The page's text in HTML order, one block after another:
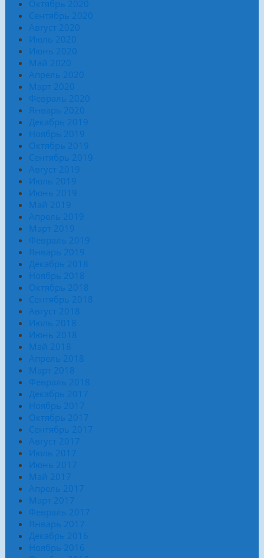
Октябрь 2020
Сентябрь 2020
Август 2020
Июль 2020
Июнь 2020
Май 2020
Апрель 2020
Март 2020
Февраль 2020
Январь 2020
Декабрь 2019
Ноябрь 2019
Октябрь 2019
Сентябрь 2019
Август 2019
Июль 2019
Июнь 2019
Май 2019
Апрель 2019
Март 2019
Февраль 2019
Январь 2019
Декабрь 2018
Ноябрь 2018
Октябрь 2018
Сентябрь 2018
Август 2018
Июль 2018
Июнь 2018
Май 2018
Апрель 2018
Март 2018
Февраль 2018
Декабрь 2017
Ноябрь 2017
Октябрь 2017
Сентябрь 2017
Август 2017
Июль 2017
Июнь 2017
Май 2017
Апрель 2017
Март 2017
Февраль 2017
Январь 2017
Декабрь 2016
Ноябрь 2016